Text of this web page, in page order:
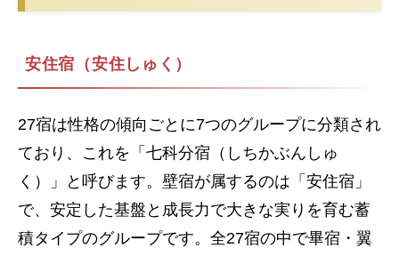
安住宿（安住しゅく）
27宿は性格の傾向ごとに7つのグループに分類され
ており、これを「七科分宿（しちかぶんしゅ
く）」と呼びます。壁宿が属するのは「安住宿」
で、安定した基盤と成長力で大きな実りを育む蓄
積タイプのグループです。全27宿の中で畢宿・翼